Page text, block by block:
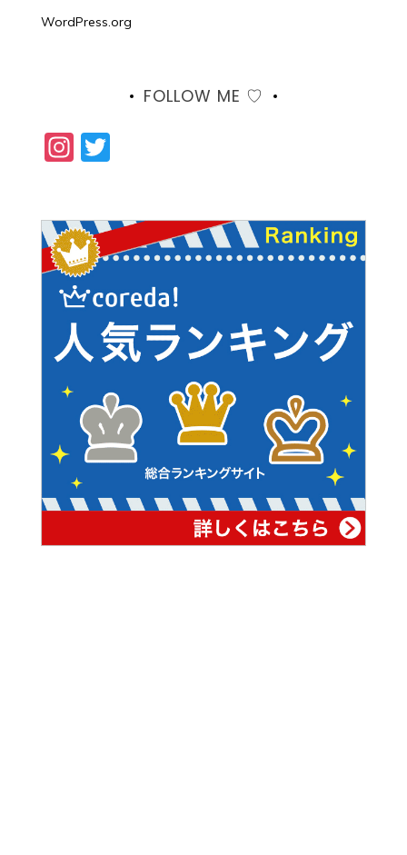
WordPress.org
FOLLOW ME ♡
Instagram
Twitter